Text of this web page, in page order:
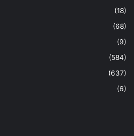
(18)
(68)
(9)
(584)
(637)
(6)